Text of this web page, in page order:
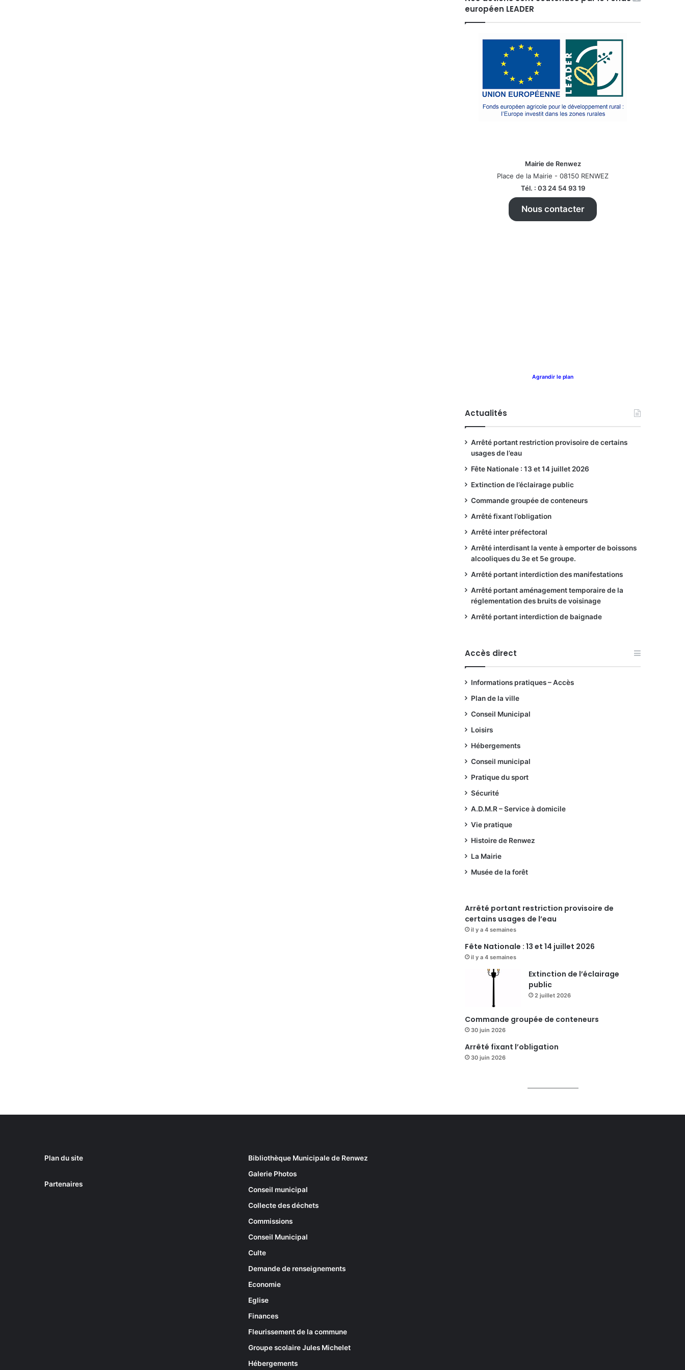
européen LEADER
Mairie de Renwez
Place de la Mairie - 08150 RENWEZ
Tél. : 03 24 54 93 19
Nous contacter
Agrandir le plan
Actualités
Arrêté portant restriction provisoire de certains
usages de l’eau
Fête Nationale : 13 et 14 juillet 2026
Extinction de l’éclairage public
Commande groupée de conteneurs
Arrêté fixant l’obligation
Arrêté inter préfectoral
Arrêté interdisant la vente à emporter de boissons
alcooliques du 3e et 5e groupe.
Arrêté portant interdiction des manifestations
Arrêté portant aménagement temporaire de la
réglementation des bruits de voisinage
Arrêté portant interdiction de baignade
Accès direct
Informations pratiques – Accès
Plan de la ville
Conseil Municipal
Loisirs
Hébergements
Conseil municipal
Pratique du sport
Sécurité
A.D.M.R – Service à domicile
Vie pratique
Histoire de Renwez
La Mairie
Musée de la forêt
Arrêté portant restriction provisoire de
certains usages de l’eau
il y a 4 semaines
Fête Nationale : 13 et 14 juillet 2026
il y a 4 semaines
Extinction de l’éclairage
public
2 juillet 2026
Commande groupée de conteneurs
30 juin 2026
Arrêté fixant l’obligation
30 juin 2026
Plan du site
Partenaires
Bibliothèque Municipale de Renwez
Galerie Photos
Conseil municipal
Collecte des déchets
Commissions
Conseil Municipal
Culte
Demande de renseignements
Economie
Eglise
Finances
Fleurissement de la commune
Groupe scolaire Jules Michelet
Hébergements